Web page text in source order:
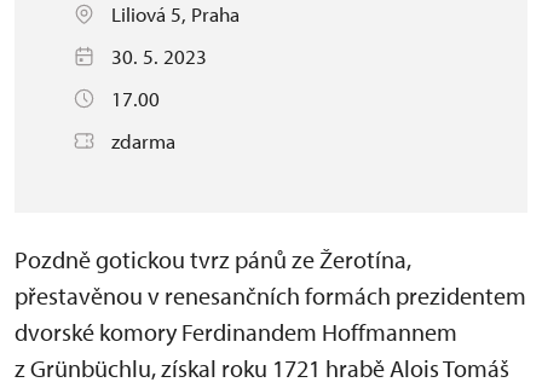
Liliová 5, Praha
30. 5. 2023
17.00
zdarma
Pozdně gotickou tvrz pánů ze Žerotína,
přestavěnou v renesančních formách prezidentem
dvorské komory Ferdinandem Hoffmannem
z Grünbüchlu, získal roku 1721 hrabě Alois Tomáš